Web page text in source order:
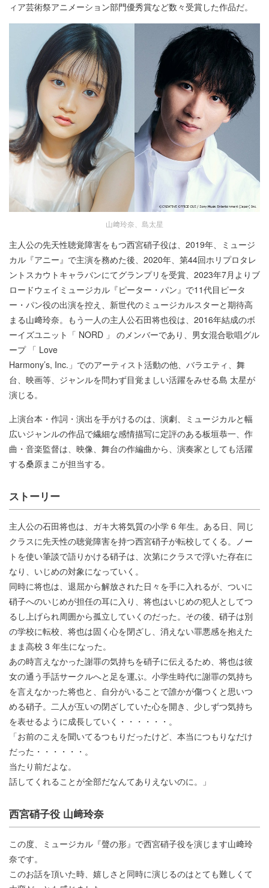
ィア芸術祭アニメーション部門優秀賞など数々受賞した作品だ。
山﨑玲奈、島太星
主人公の先天性聴覚障害をもつ西宮硝子役は、2019年、ミュージ
カル『アニー』で主演を務めた後、2020年、第44回ホリプロタレ
ントスカウトキャラバンにてグランプリを受賞、2023年7月よりブ
ロードウェイミュージカル『ピーター・パン』で11代目ピータ
ー・パン役の出演を控え、新世代のミュージカルスターと期待高
まる山﨑玲奈。もう一人の主人公石田将也役は、2016年結成のボ
ーイズユニット「 NORD 」 のメンバーであり、男女混合歌唱グル
ープ 「 Love
Harmony’s, Inc.」でのアーティスト活動の他、バラエティ、舞
台、映画等、ジャンルを問わず目覚ましい活躍をみせる島 太星が
演じる。
上演台本・作詞・演出を手がけるのは、演劇、ミュージカルと幅
広いジャンルの作品で繊細な感情描写に定評のある板垣恭一、作
曲・音楽監督は、映像、舞台の作編曲から、演奏家としても活躍
する桑原まこが担当する。
ストーリー
主人公の石田将也は、ガキ大将気質の小学 6 年生。ある日、同じ
クラスに先天性の聴覚障害を持つ西宮硝子が転校してくる。ノー
トを使い筆談で語りかける硝子は、次第にクラスで浮いた存在に
なり、いじめの対象になっていく。
同時に将也は、退屈から解放された日々を手に入れるが、ついに
硝子へのいじめが担任の耳に入り、将也はいじめの犯人としてつ
るし上げられ周囲から孤立していくのだった。その後、硝子は別
の学校に転校、将也は固く心を閉ざし、消えない罪悪感を抱えた
まま高校 3 年生になった。
あの時言えなかった謝罪の気持ちを硝子に伝えるため、将也は彼
女の通う手話サークルへと足を運ぶ。小学生時代に謝罪の気持ち
を言えなかった将也と、自分がいることで誰かが傷つくと思いつ
める硝子。二人が互いの閉ざしていた心を開き、少しずつ気持ち
を表せるように成長していく・・・・・・。
「お前のこえを聞いてるつもりだったけど、本当につもりなだけ
だった・・・・・・。
当たり前だよな。
話してくれることが全部だなんてありえないのに。」
西宮硝子役 山﨑玲奈
この度、ミュージカル『聲の形』で西宮硝子役を演じます山﨑玲
奈です。
このお話を頂いた時、嬉しさと同時に演じるのはとても難しくて